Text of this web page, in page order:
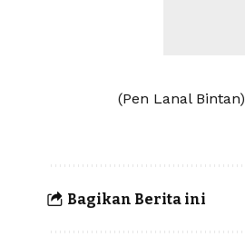
(Pen Lanal Bintan)
Bagikan Berita ini